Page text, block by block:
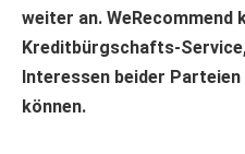
weiter an. WeRecommend
Kreditbürgschafts-
Interessen beider
können.